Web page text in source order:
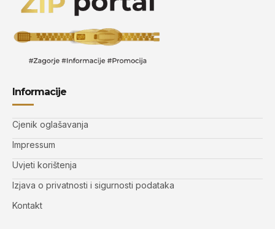
Informacije
Cjenik oglašavanja
Impressum
Uvjeti korištenja
Izjava o privatnosti i sigurnosti podataka
Kontakt